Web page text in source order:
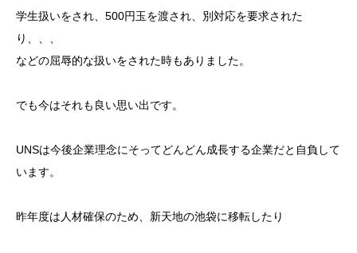
学生扱いをされ、500円玉を渡され、別対応を要求された
り、、、
などの屈辱的な扱いをされた時もありました。
でも今はそれも良い思い出です。
UNSは今後企業理念にそってどんどん成長する企業だと自負して
います。
昨年度は人材確保のため、新天地の池袋に移転したり